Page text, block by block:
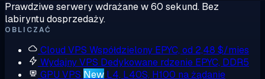
Prawdziwe serwery wdrażane w 60 sekund. Bez
labiryntu dosprzedaży.
OBLICZAĆ
Cloud VPS Współdzielony EPYC, od 2,48 $/mies
Wydajny VPS Dedykowane rdzenie EPYC, DDR5
GPU VPS New L4, L40S, H100 na żądanie